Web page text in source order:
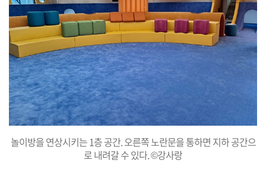
놀이방을 연상시키는 1층 공간. 오른쪽 노란문을 통하면 지하 공간으
로 내려갈 수 있다. ©강사랑